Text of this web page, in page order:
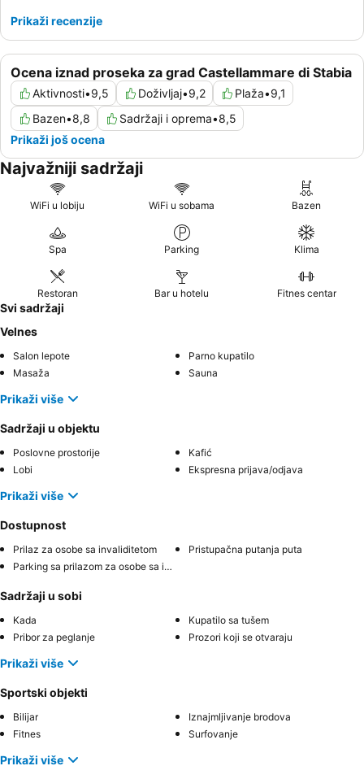
Ocena iznad proseka za grad Castellammare di Stabia
Aktivnosti•9,5 Doživljaj•9,2 Plaža•9,1
Bazen•8,8 Sadržaji i oprema•8,5
Prikaži još ocena
Prikaži recenzije
Najvažniji sadržaji
WiFi u lobiju WiFi u sobama Bazen
Spa Parking Klima
Restoran Bar u hotelu Fitnes centar
Svi sadržaji
Velnes
Salon lepote
Parno kupatilo
Masaža
Sauna
Prikaži više
Sadržaji u objektu
Poslovne prostorije
Kafić
Lobi
Ekspresna prijava/odjava
Prikaži više
Dostupnost
Prilaz za osobe sa invaliditetom
Pristupačna putanja puta
Parking sa prilazom za osobe sa invaliditetom
Sadržaji u sobi
Kada
Kupatilo sa tušem
Pribor za peglanje
Prozori koji se otvaraju
Prikaži više
Sportski objekti
Bilijar
Iznajmljivanje brodova
Fitnes
Surfovanje
Prikaži više